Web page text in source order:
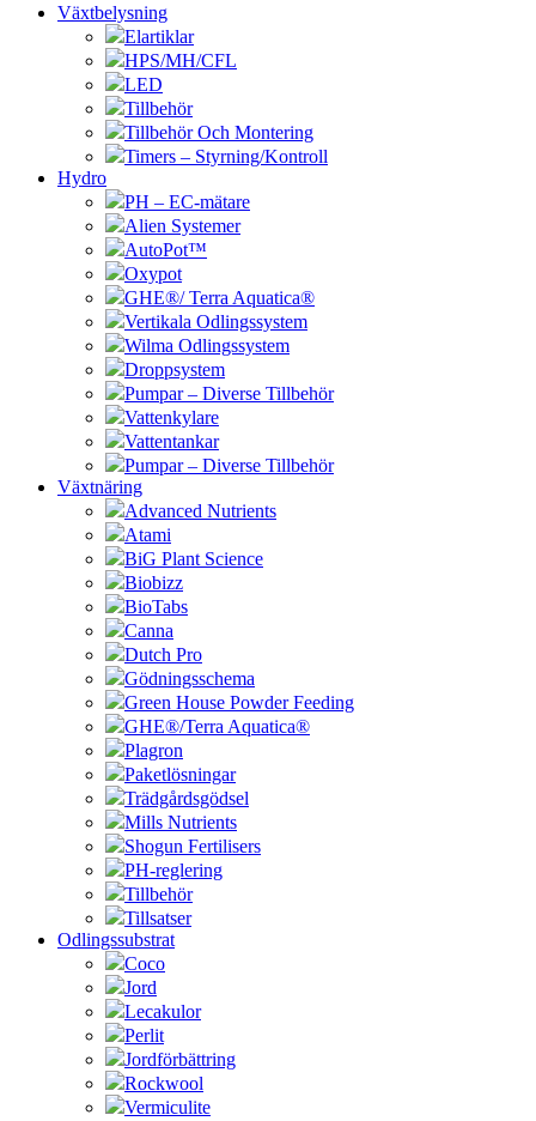
Växtbelysning
Elartiklar
HPS/MH/CFL
LED
Tillbehör
Tillbehör Och Montering
Timers – Styrning/Kontroll
Hydro
PH – EC-mätare
Alien Systemer
AutoPot™
Oxypot
GHE®/ Terra Aquatica®
Vertikala Odlingssystem
Wilma Odlingssystem
Droppsystem
Pumpar – Diverse Tillbehör
Vattenkylare
Vattentankar
Pumpar – Diverse Tillbehör
Växtnäring
Advanced Nutrients
Atami
BiG Plant Science
Biobizz
BioTabs
Canna
Dutch Pro
Gödningsschema
Green House Powder Feeding
GHE®/Terra Aquatica®
Plagron
Paketlösningar
Trädgårdsgödsel
Mills Nutrients
Shogun Fertilisers
PH-reglering
Tillbehör
Tillsatser
Odlingssubstrat
Coco
Jord
Lecakulor
Perlit
Jordförbättring
Rockwool
Vermiculite